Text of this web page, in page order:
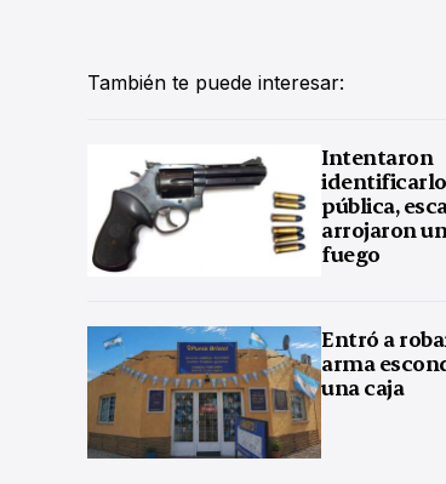
También te puede interesar:
Intentaron
pública,
arrojaron
fuego
Entró a
arma
una caja